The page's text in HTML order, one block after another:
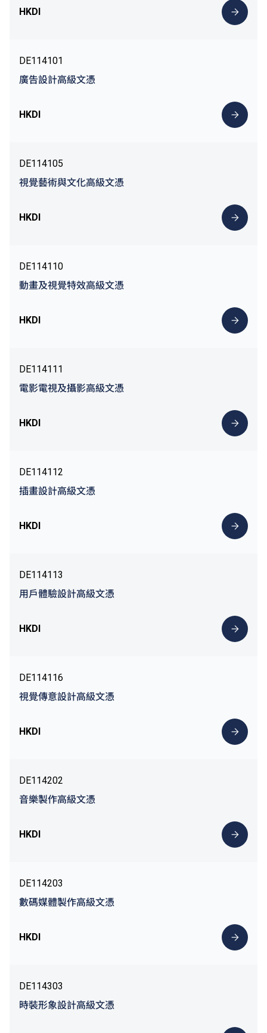
HKDI
DE114101
廣告設計高級文憑
HKDI
DE114105
視覺藝術與文化高級文憑
HKDI
DE114110
動畫及視覺特效高級文憑
HKDI
DE114111
電影電視及攝影高級文憑
HKDI
DE114112
插畫設計高級文憑
HKDI
DE114113
用戶體驗設計高級文憑
HKDI
DE114116
視覺傳意設計高級文憑
HKDI
DE114202
音樂製作高級文憑
HKDI
DE114203
數碼媒體製作高級文憑
HKDI
DE114303
時裝形象設計高級文憑